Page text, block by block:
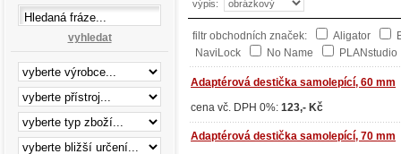
vyhledat
výpis:
filtr obchodních značek: Aligator
NaviLock
No Name
Adaptérová destička samolepící, 60 mm
cena vč. DPH 0%: 123,- Kč
Adaptérová destička samolepící, 70 mm